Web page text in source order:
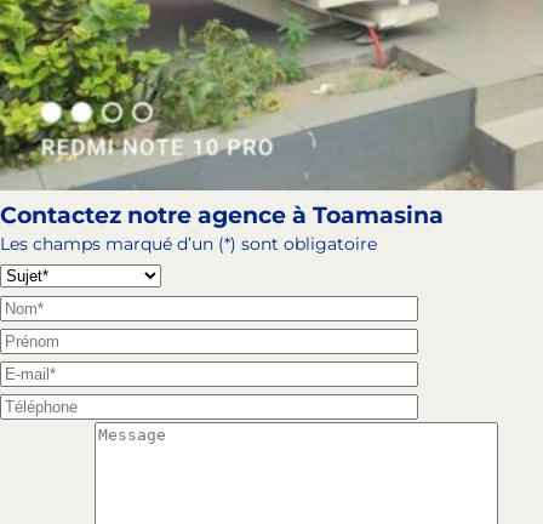
Contactez notre agence à Toamasina
Les champs marqué d’un (*) sont obligatoire